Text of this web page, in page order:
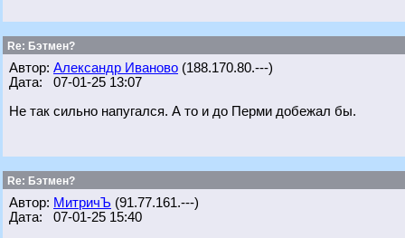
Re: Бэтмен?
Автор: Александр Иваново (188.170.80.---)
Дата: 07-01-25 13:07
Не так сильно напугался. А то и до Перми добежал бы.
Re: Бэтмен?
Автор: МитричЪ (91.77.161.---)
Дата: 07-01-25 15:40